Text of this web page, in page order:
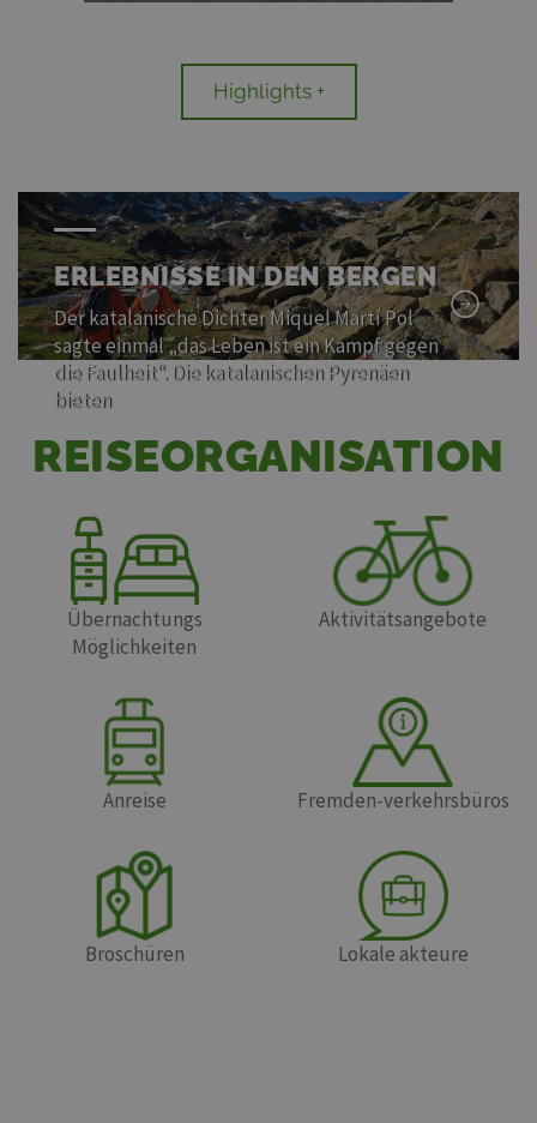
Highlights +
ERLEBNISSE IN DEN BERGEN
Der katalanische Dichter Miquel Martí Pol
sagte einmal „das Leben ist ein Kampf gegen
die Faulheit“. Die katalanischen Pyrenäen
bieten
REISEORGANISATION
Übernachtungs
Möglichkeiten
Aktivitätsangebote
Anreise Fremden-verkehrsbüros
Broschüren Lokale akteure